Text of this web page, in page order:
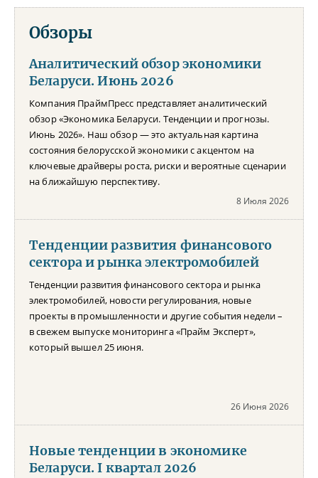
Обзоры
Аналитический обзор экономики
Беларуси. Июнь 2026
Компания ПраймПресс представляет аналитический
обзор «Экономика Беларуси. Тенденции и прогнозы.
Июнь 2026». Наш обзор — это актуальная картина
состояния белорусской экономики с акцентом на
ключевые драйверы роста, риски и вероятные сценарии
на ближайшую перспективу.
8 Июля 2026
Тенденции развития финансового
сектора и рынка электромобилей
Тенденции развития финансового сектора и рынка
электромобилей, новости регулирования, новые
проекты в промышленности и другие события недели –
в свежем выпуске мониторинга «Прайм Эксперт»,
который вышел 25 июня.
26 Июня 2026
Новые тенденции в экономике
Беларуси. I квартал 2026